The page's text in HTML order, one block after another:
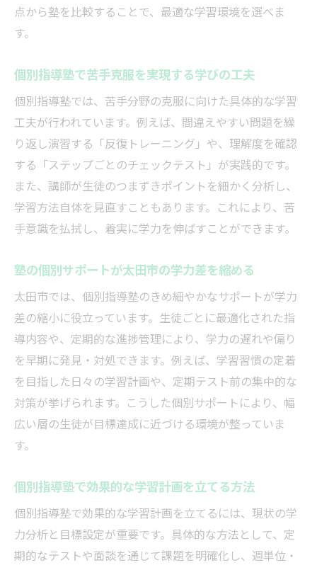
塾で小学生が学習習慣を身につけるコツ
小学生向け個別指導塾の活用ポイント解説
塾の個別対応で苦手教科を克服する秘訣
太田市の塾通いで中学進学をスムーズに
高校生の受験対策に強い太田市の塾選び
塾の個別指導で高校生の受験対策を強化
太田市の塾が高校生の志望校合格を後押し
高校生向け塾選びで重視すべきポイント
太田市の塾が進路相談を充実させる理由
安い費用で学べる太田市の個別指導の魅力
塾の個別指導が安い費用で受けられる理由
太田市で費用対効果の高い塾を選ぶコツ
塾の料金体系と学習内容のバランスを解説
個別指導塾がお得に学べるキャンペーン活
用術
点から塾を比較することで、最適な学習環境を選べま
す。
個別指導塾で苦手克服を実現する学びの工夫
個別指導塾では、苦手分野の克服に向けた具体的な学習
工夫が行われています。例えば、間違えやすい問題を繰
り返し演習する「反復トレーニング」や、理解度を確認
する「ステップごとのチェックテスト」が実践的です。
また、講師が生徒のつまずきポイントを細かく分析し、
学習方法自体を見直すこともあります。これにより、苦
手意識を払拭し、着実に学力を伸ばすことができます。
塾の個別サポートが太田市の学力差を縮める
太田市では、個別指導塾のきめ細やかなサポートが学力
差の縮小に役立っています。生徒ごとに最適化された指
導内容や、定期的な進捗管理により、学力の遅れや偏り
を早期に発見・対処できます。例えば、学習習慣の定着
を目指した日々の学習計画や、定期テスト前の集中的な
対策が挙げられます。こうした個別サポートにより、幅
広い層の生徒が目標達成に近づける環境が整っていま
す。
個別指導塾で効果的な学習計画を立てる方法
個別指導塾で効果的な学習計画を立てるには、現状の学
力分析と目標設定が重要です。具体的な方法として、定
期的なテストや面談を通じて課題を明確化し、週単位・